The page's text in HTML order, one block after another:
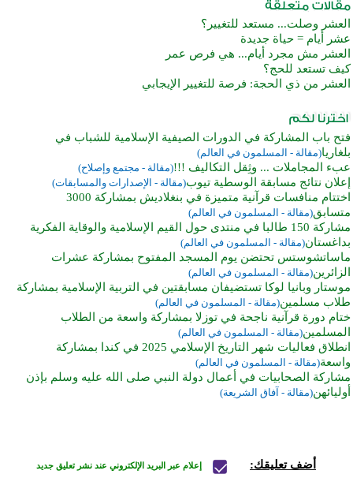
العشر وصلت... مستعد للتغيير؟
عشر أيام = حياة جديدة
العشر مش مجرد أيام... هي فرص عمر
كيف تستعد للحج؟
العشر من ذي الحجة: فرصة للتغيير الإيجابي
فتح باب المشاركة في الدورات الصيفية الإسلامية للشباب في
بلغاريا(مقالة - المسلمون في العالم)
عبء المجاملات ... وثِقل التكاليف !!!(مقالة - مجتمع وإصلاح)
إعلان نتائج مسابقة الوسطية تيوب(مقالة - الإصدارات والمسابقات)
اختتام منافسات قرآنية متميزة في بنغلاديش بمشاركة 3000
متسابق(مقالة - المسلمون في العالم)
مشاركة 150 طالبا في منتدى حول القيم الإسلامية والوقاية الفكرية
بداغستان(مقالة - المسلمون في العالم)
ماساتشوستس تحتضن يوم المسجد المفتوح بمشاركة عشرات
الزائرين(مقالة - المسلمون في العالم)
موستار وبانيا لوكا تستضيفان مسابقتين في التربية الإسلامية بمشاركة
طلاب مسلمين(مقالة - المسلمون في العالم)
ختام دورة قرآنية ناجحة في توزلا بمشاركة واسعة من الطلاب
المسلمين(مقالة - المسلمون في العالم)
انطلاق فعاليات شهر التاريخ الإسلامي 2025 في كندا بمشاركة
واسعة(مقالة - المسلمون في العالم)
مشاركة الصحابيات في أعمال دولة النبي صلى الله عليه وسلم بإذن
أوليائهن(مقالة - آفاق الشريعة)
أضف تعليقك: إعلام عبر البريد الإلكتروني عند نشر تعليق جديد